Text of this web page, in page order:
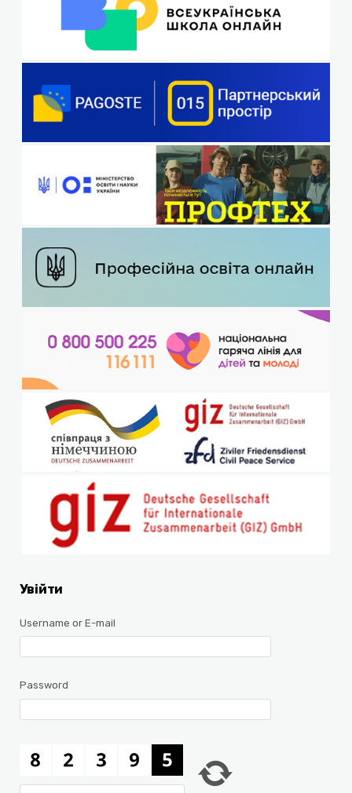
Увійти
Username or E-mail
Password